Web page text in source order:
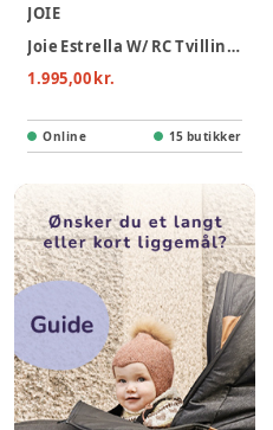
JOIE
Joie Estrella W/ RC Tvillingevogn - Eclipse
1.995,00 kr.
Online 15 butikker